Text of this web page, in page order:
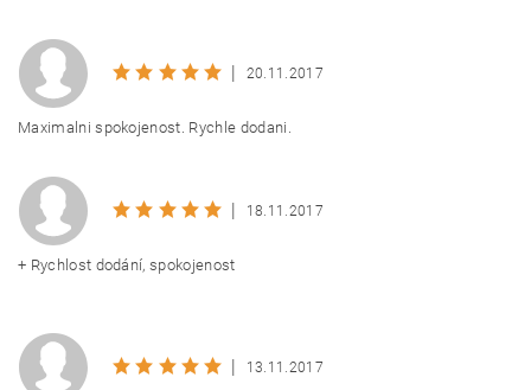
| 20.11.2017
Maximalni spokojenost. Rychle dodani.
| 18.11.2017
+ Rychlost dodání, spokojenost
| 13.11.2017